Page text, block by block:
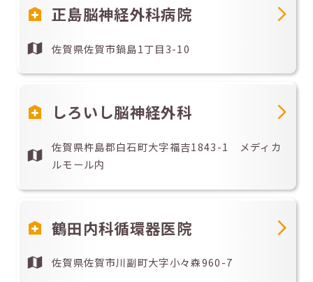
正島脳神経外科病院
佐賀県佐賀市鍋島1丁目3-10
しろいし脳神経外科
佐賀県杵島郡白石町大字福吉1843-1 メディカ
ルモール内
鶴田内科循環器医院
佐賀県佐賀市川副町大字小々森960-7